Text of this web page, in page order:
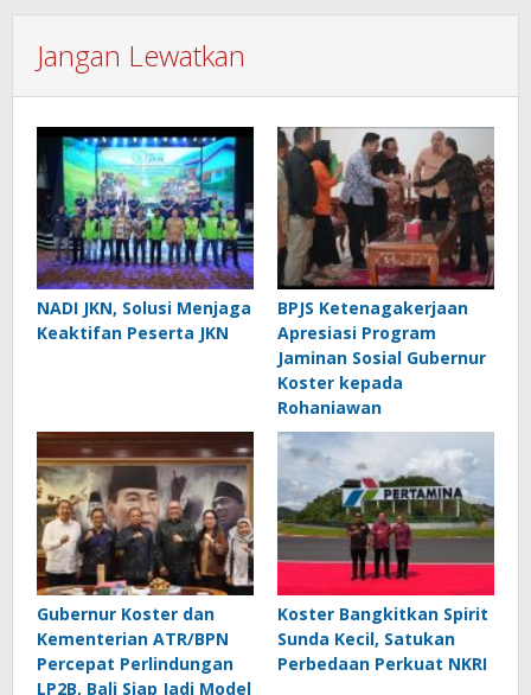
Jangan Lewatkan
NADI JKN, Solusi Menjaga
Keaktifan Peserta JKN
BPJS Ketenagakerjaan
Apresiasi Program
Jaminan Sosial Gubernur
Koster kepada
Rohaniawan
Gubernur Koster dan
Kementerian ATR/BPN
Percepat Perlindungan
LP2B, Bali Siap Jadi Model
Koster Bangkitkan Spirit
Sunda Kecil, Satukan
Perbedaan Perkuat NKRI